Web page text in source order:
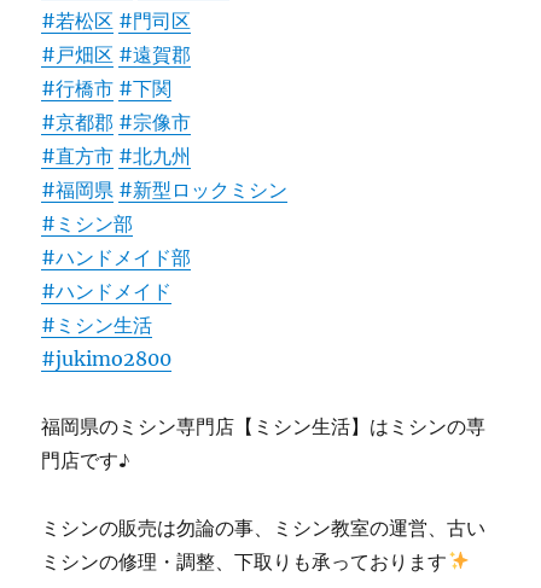
#若松区 #門司区
#戸畑区 #遠賀郡
#行橋市 #下関
#京都郡 #宗像市
#直方市 #北九州
#福岡県 #新型ロックミシン
#ミシン部
#ハンドメイド部
#ハンドメイド
#ミシン生活
#jukimo2800
福岡県のミシン専門店【ミシン生活】はミシンの専
門店です♪
ミシンの販売は勿論の事、ミシン教室の運営、古い
ミシンの修理・調整、下取りも承っております